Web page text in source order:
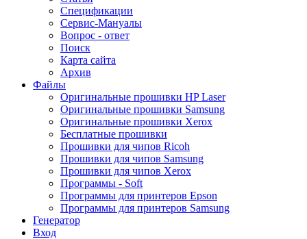
Спецификации
Сервис-Мануалы
Вопрос - ответ
Поиск
Карта сайта
Архив
Файлы
Оригинальные прошивки HP Laser
Оригинальные прошивки Samsung
Оригинальные прошивки Xerox
Бесплатные прошивки
Прошивки для чипов Ricoh
Прошивки для чипов Samsung
Прошивки для чипов Xerox
Программы - Soft
Программы для принтеров Epson
Программы для принтеров Samsung
Генератор
Вход